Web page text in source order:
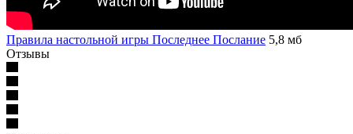
Правила настольной игры Последнее Послание 5,8 мб
Отзывы